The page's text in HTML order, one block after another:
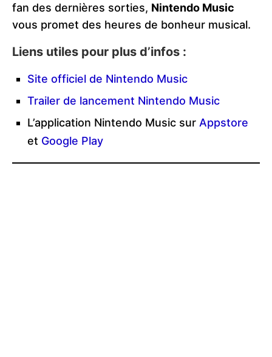
fan des dernières sorties, Nintendo Music
vous promet des heures de bonheur musical.
Liens utiles pour plus d’infos :
Site officiel de Nintendo Music
Trailer de lancement Nintendo Music
L’application Nintendo Music sur Appstore
et Google Play